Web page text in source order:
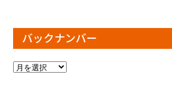
バックナンバー
バ